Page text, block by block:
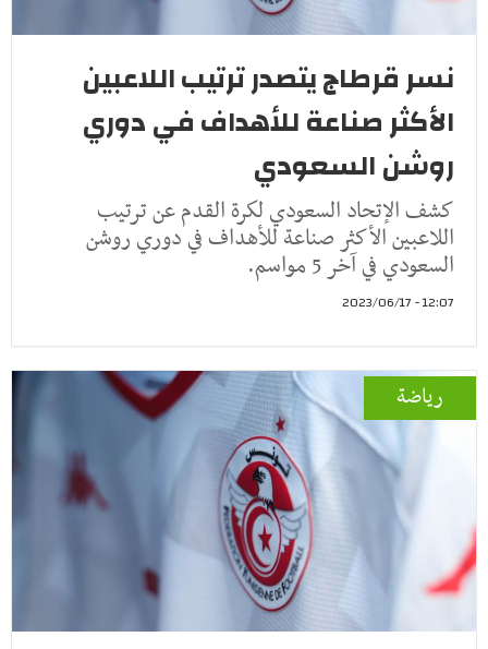
نسر قرطاج يتصدر ترتيب اللاعبين
الأكثر صناعة للأهداف في دوري
روشن السعودي
كشف الإتحاد السعودي لكرة القدم عن ترتيب
اللاعبين الأكثر صناعة للأهداف في دوري روشن
السعودي في آخر 5 مواسم.
12:07 - 2023/06/17
رياضة